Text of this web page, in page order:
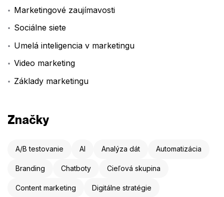
Marketingové zaujímavosti
Sociálne siete
Umelá inteligencia v marketingu
Video marketing
Základy marketingu
Značky
A/B testovanie AI Analýza dát Automatizácia
Branding Chatboty Cieľová skupina
Content marketing Digitálne stratégie